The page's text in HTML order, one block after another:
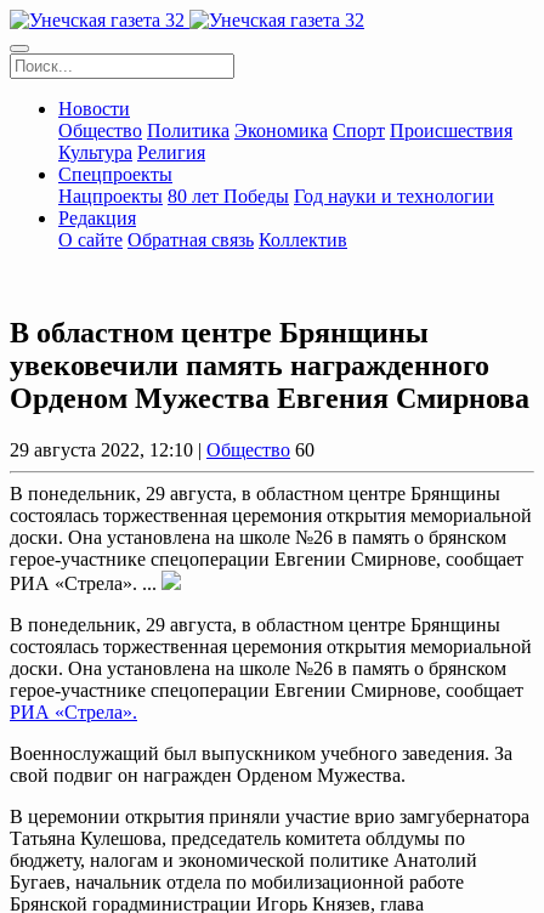
Новости
Общество Политика Экономика Спорт Происшествия
Культура Религия
Спецпроекты
Нацпроекты 80 лет Победы Год науки и технологии
Редакция
О сайте Обратная связь Коллектив
В областном центре Брянщины
увековечили память награжденного
Орденом Мужества Евгения Смирнова
29 августа 2022, 12:10 | Общество 60
В понедельник, 29 августа, в областном центре Брянщины
состоялась торжественная церемония открытия мемориальной
доски. Она установлена на школе №26 в память о брянском
герое-участнике спецоперации Евгении Смирнове, сообщает
РИА «Стрела». ...
В понедельник, 29 августа, в областном центре Брянщины
состоялась торжественная церемония открытия мемориальной
доски. Она установлена на школе №26 в память о брянском
герое-участнике спецоперации Евгении Смирнове, сообщает
РИА «Стрела».
Военнослужащий был выпускником учебного заведения. За
свой подвиг он награжден Орденом Мужества.
В церемонии открытия приняли участие врио замгубернатора
Татьяна Кулешова, председатель комитета облдумы по
бюджету, налогам и экономической политике Анатолий
Бугаев, начальник отдела по мобилизационной работе
Брянской горадминистрации Игорь Князев, глава